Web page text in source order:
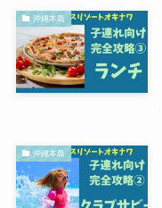
沖縄本島
沖縄本島